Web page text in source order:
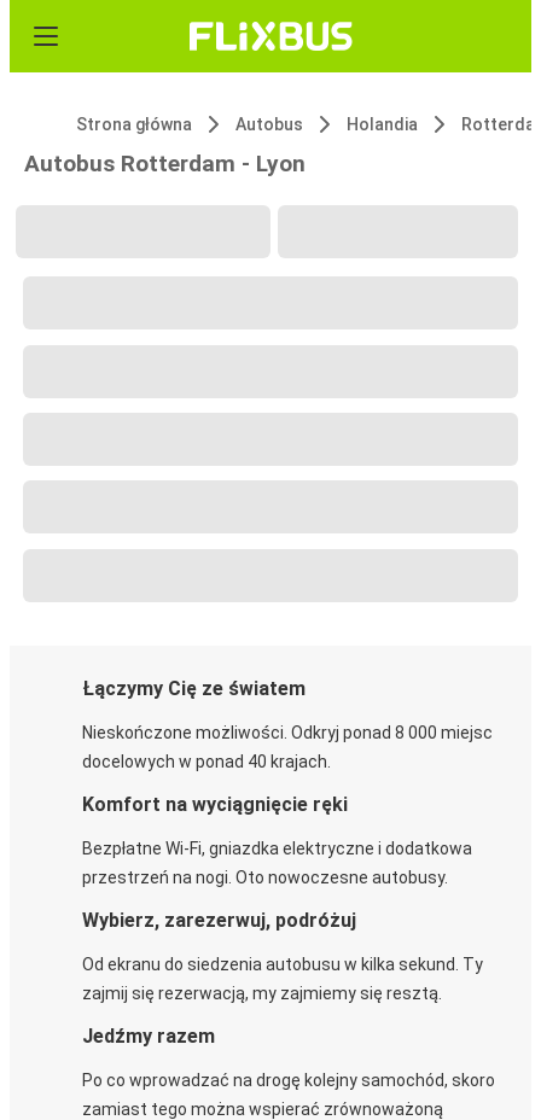
Strona główna Autobus Holandia
Autobus Rotterdam - Lyon
Łączymy Cię ze światem
Nieskończone możliwości. Odkryj ponad 8 000 miejsc
docelowych w ponad 40 krajach.
Komfort na wyciągnięcie ręki
Bezpłatne Wi-Fi, gniazdka elektryczne i dodatkowa
przestrzeń na nogi. Oto nowoczesne autobusy.
Wybierz, zarezerwuj, podróżuj
Od ekranu do siedzenia autobusu w kilka sekund. Ty
zajmij się rezerwacją, my zajmiemy się resztą.
Jedźmy razem
Po co wprowadzać na drogę kolejny samochód, skoro
zamiast tego można wspierać zrównoważoną